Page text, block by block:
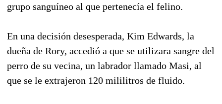
grupo sanguíneo al que pertenecía el felino.
En una decisión desesperada, Kim Edwards, la
dueña de Rory, accedió a que se utilizara sangre del
perro de su vecina, un labrador llamado Masi, al
que se le extrajeron 120 mililitros de fluido.